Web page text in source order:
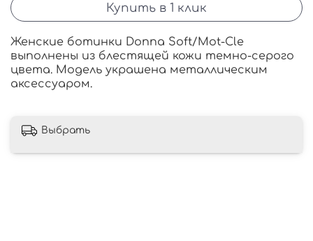
Купить в 1 клик
Женские ботинки Donna Soft/Mot-Cle
выполнены из блестящей кожи темно-серого
цвета. Модель украшена металлическим
аксессуаром.
Выбрать